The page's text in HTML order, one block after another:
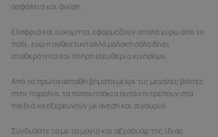
ασφάλεια και άνεση.
Ελαφριά και εύκαμπτα, εφαρμόζουν απαλά γύρω από το
πόδι, ενώ η ανθεκτική αλλά μαλακή σόλα δίνει
σταθερότητα και πλήρη ελευθερία κινήσεων.
Από τα πρώτα ασταθή βήματα μέχρι τις μεγάλες βόλτες
στην παραλία, τα παπουτσάκια αυτά επιτρέπουν στα
παιδιά να εξερευνούν με άνεση και σιγουριά.
Συνδυάστε τα με τα μαγιό και αξεσουάρ της ίδιας